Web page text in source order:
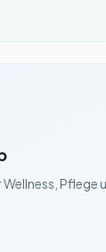
Pflege